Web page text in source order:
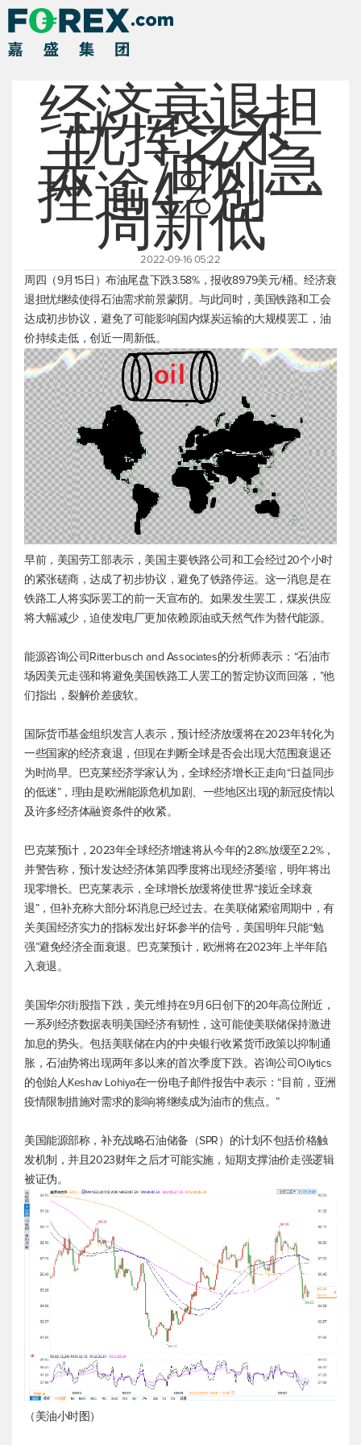
经济衰退担
忧挥之不
去，油价急
挫逾4%创一
周新低
2022-09-16 05:22
周四（9月15日）布油尾盘下跌3.58%，报收89.79美元/桶。经济衰
退担忧继续使得石油需求前景蒙阴。与此同时，美国铁路和工会
达成初步协议，避免了可能影响国内煤炭运输的大规模罢工，油
价持续走低，创近一周新低。
早前，美国劳工部表示，美国主要铁路公司和工会经过20个小时
的紧张磋商，达成了初步协议，避免了铁路停运。这一消息是在
铁路工人将实际罢工的前一天宣布的。如果发生罢工，煤炭供应
将大幅减少，迫使发电厂更加依赖原油或天然气作为替代能源。
能源咨询公司Ritterbusch and Associates的分析师表示：“石油市
场因美元走强和将避免美国铁路工人罢工的暂定协议而回落，”他
们指出，裂解价差疲软。
国际货币基金组织发言人表示，预计经济放缓将在2023年转化为
一些国家的经济衰退，但现在判断全球是否会出现大范围衰退还
为时尚早。巴克莱经济学家认为，全球经济增长正走向“日益同步
的低迷”，理由是欧洲能源危机加剧、一些地区出现的新冠疫情以
及许多经济体融资条件的收紧。
巴克莱预计，2023年全球经济增速将从今年的2.8%放缓至2.2%，
并警告称，预计发达经济体第四季度将出现经济萎缩，明年将出
现零增长。巴克莱表示，全球增长放缓将使世界“接近全球衰
退”，但补充称大部分坏消息已经过去。在美联储紧缩周期中，有
关美国经济实力的指标发出好坏参半的信号，美国明年只能“勉
强”避免经济全面衰退。巴克莱预计，欧洲将在2023年上半年陷
入衰退。
美国华尔街股指下跌，美元维持在9月6日创下的20年高位附近，
一系列经济数据表明美国经济有韧性，这可能使美联储保持激进
加息的势头。包括美联储在内的中央银行收紧货币政策以抑制通
胀，石油势将出现两年多以来的首次季度下跌。咨询公司Oilytics
的创始人Keshav Lohiya在一份电子邮件报告中表示：“目前，亚洲
疫情限制措施对需求的影响将继续成为油市的焦点。”
美国能源部称，补充战略石油储备（SPR）的计划不包括价格触
发机制，并且2023财年之后才可能实施，短期支撑油价走强逻辑
被证伪。
（美油小时图）